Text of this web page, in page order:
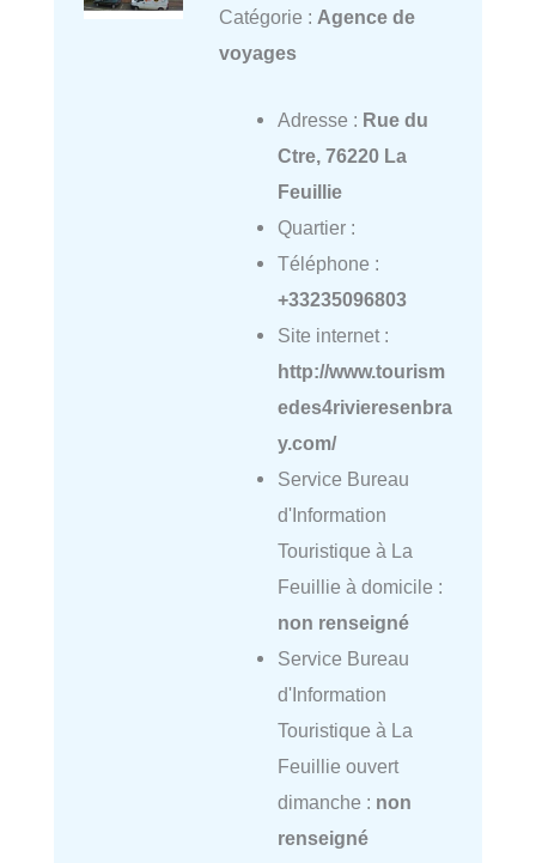
Catégorie : Agence de
voyages
Adresse : Rue du
Ctre, 76220 La
Feuillie
Quartier :
Téléphone :
+33235096803
Site internet :
http://www.tourism
edes4rivieresenbra
y.com/
Service Bureau
d'Information
Touristique à La
Feuillie à domicile :
non renseigné
Service Bureau
d'Information
Touristique à La
Feuillie ouvert
dimanche : non
renseigné